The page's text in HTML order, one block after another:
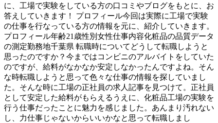
に、工場で実験をしている方の口コミやブログをもとに、お
答えしていきます！ プロフィール今回は実際に工場で実験
の仕事を行なっている方の情報を元に、紹介していきます。
プロフィール年齢21歳性別女性仕事内容化粧品の品質データ
の測定勤務地千葉県 転職時についてどうして転職しようと
思ったのですか？今まではコンビニのアルバイトをしていた
のですが、給料がなかなか安定しなかったんですよね。そん
な時転職しようと思って色々な仕事の情報を探していまし
た。そんな時に工場の正社員の求人記事を見つけて。正社員
として安定した給料がもらえるうえに、化粧品工場の実験を
行う仕事だったことに魅力を感じました。あんまり汚れない
し、力仕事じゃないからいいかなと思って転職しまし